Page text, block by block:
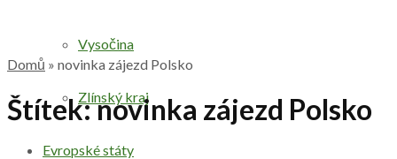
Vysočina
Zlínský kraj
Evropské státy
Domů » novinka zájezd Polsko
Štítek:novinka zájezd Polsko